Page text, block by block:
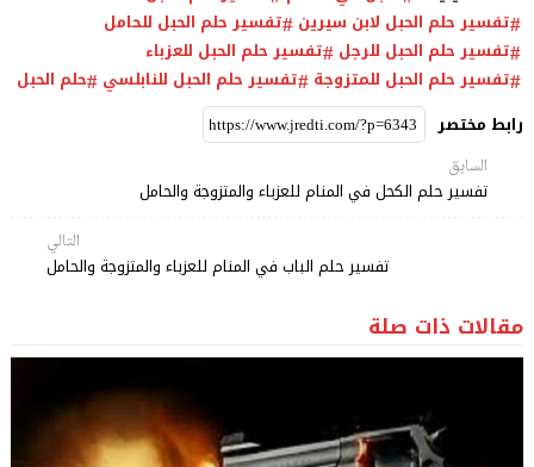
تفسير حلم الحبل لابن سيرين تفسير حلم الحبل للحامل
تفسير حلم الحبل للرجل تفسير حلم الحبل للعزباء
تفسير حلم الحبل للمتزوجة تفسير حلم الحبل للنابلسي حلم الحبل
رابط مختصر
السابق
تفسير حلم الكحل في المنام للعزباء والمتزوجة والحامل
التالي
تفسير حلم الباب في المنام للعزباء والمتزوجة والحامل
مقالات ذات صلة